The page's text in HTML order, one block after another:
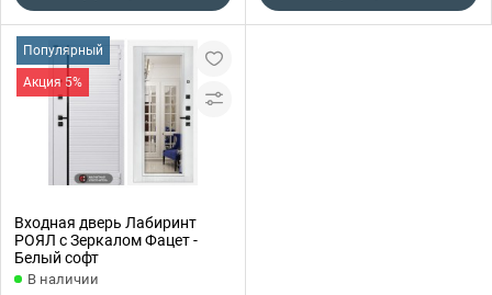
Популярный
Акция 5%
Входная дверь Лабиринт
РОЯЛ с Зеркалом Фацет -
Белый софт
В наличии